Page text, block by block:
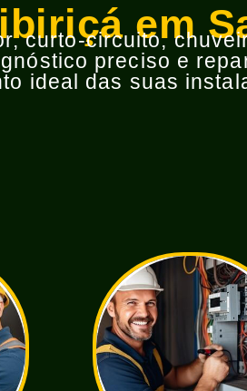
em
curto-circuito,
preciso e
ideal das suas